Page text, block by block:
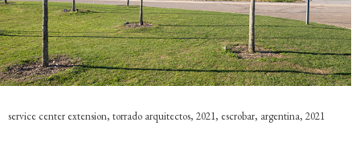
service center extension, torrado arquitectos, 2021, escrobar, argentina, 2021